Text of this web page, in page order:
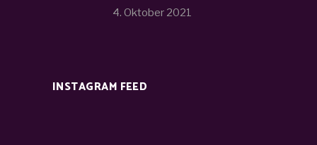
4. Oktober 2021
INSTAGRAM FEED